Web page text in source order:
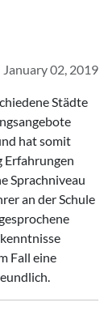
January 02, 2019
Städte
hat somit
Erfahrungen
Sprachniveau
an der Schule
Fall eine